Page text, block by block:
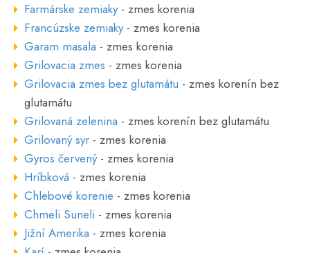
Farmárske zemiaky- zmes korenia
Francúzske zemiaky- zmes korenia
Garam masala - zmes korenia
Grilovacia zmes - zmes korenia
Grilovacia zmes bez glutamátu - zmes korenín bez
glutamátu
Grilovaná zelenina - zmes korenín bez glutamátu
Grilovaný syr - zmes korenia
Gyros červený- zmes korenia
Hríbková - zmes korenia
Chlebové korenie - zmes korenia
Chmeli Suneli - zmes korenia
Jižní Amerika - zmes korenia